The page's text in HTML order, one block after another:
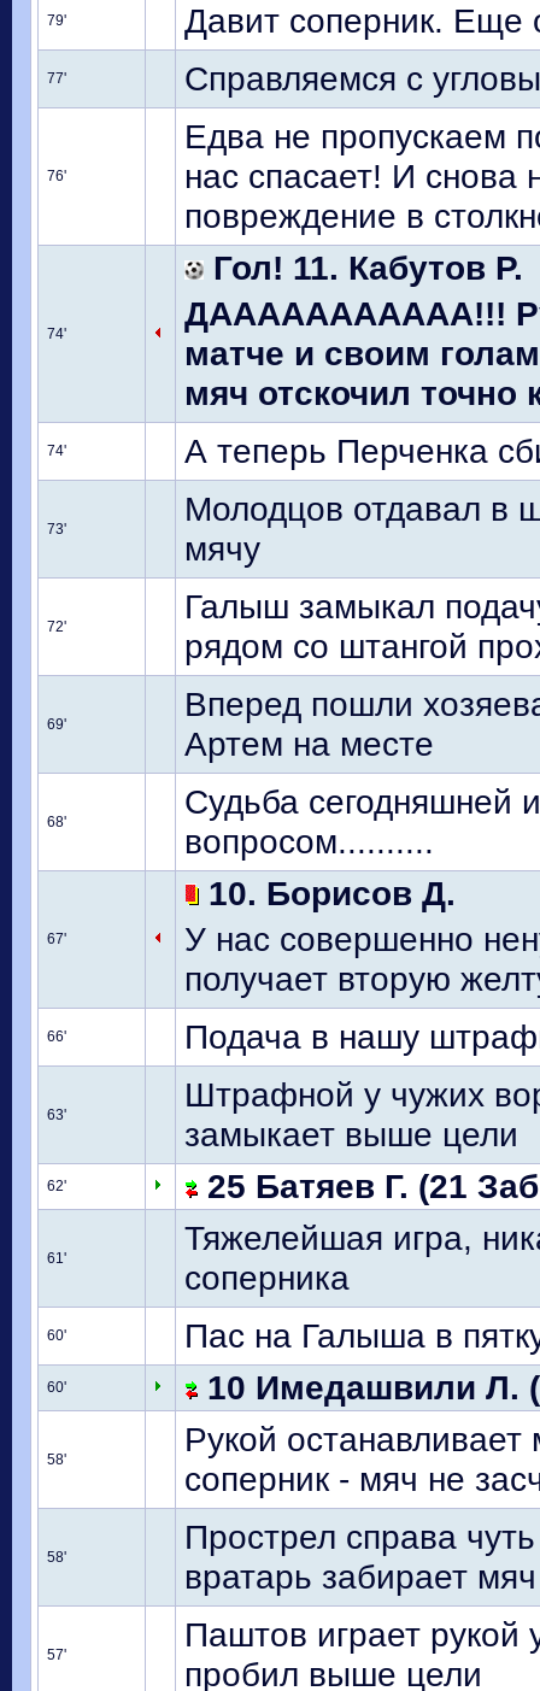
79' Давит соперник. Еще
77' Справляемся с
76'
Едва не пропускаем
нас спасает! И снова
повреждение в
74'
Гол! 11. Кабутов Р.
ДААААААААААА!!!
матче и своим
мяч отскочил точно
74' А теперь Перченка
73'
Молодцов отдавал в
мячу
72'
Галыш замыкал
рядом со штангой
69'
Вперед пошли
Артем на месте
68'
Судьба сегодняшней
вопросом..........
67'
10. Борисов Д.
У нас совершенно
получает вторую
66' Подача в нашу
63'
Штрафной у чужих
замыкает выше цели
62' 25 Батяев Г. (21
61'
Тяжелейшая игра,
соперника
60' Пас на Галыша в
60' 10 Имедашвили Л.
58'
Рукой
соперник - мяч не
58'
Прострел справа
вратарь забирает мяч
57'
Паштов играет
пробил выше цели